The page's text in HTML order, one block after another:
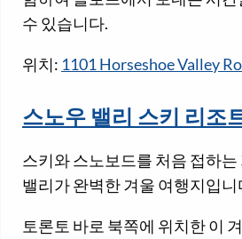
수 있습니다.
위치: 1101 Horseshoe Valley
스노우 밸리 스키 리조
스키와 스노보드를 처음 접하
밸리가 완벽한 겨울 여행지입니
토론토 바로 북쪽에 위치한 이